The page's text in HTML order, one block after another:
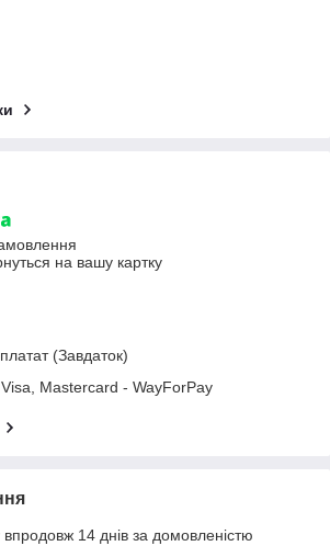
на вашу картку
(Завдаток)
Mastercard - WayForPay
14 днів за домовленістю